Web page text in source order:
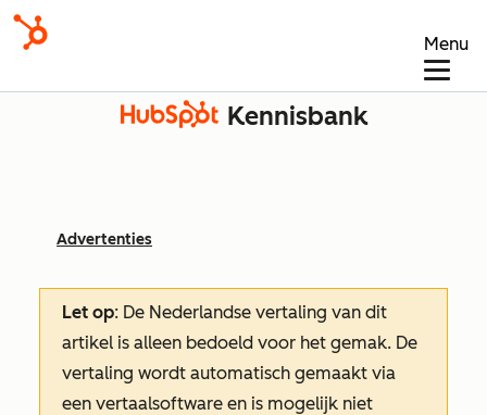
Menu
Kennisbank
Advertenties
Let op: De Nederlandse vertaling van dit
artikel is alleen bedoeld voor het gemak. De
vertaling wordt automatisch gemaakt via
een vertaalsoftware en is mogelijk niet